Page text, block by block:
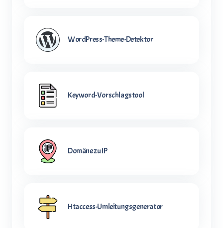
WordPress-Theme-Detektor
Keyword-Vorschlagstool
Domäne zu IP
Htaccess-Umleitungsgenerator